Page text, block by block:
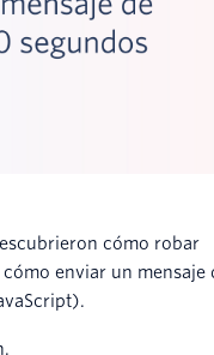
cómo robar
enviar un mensaje